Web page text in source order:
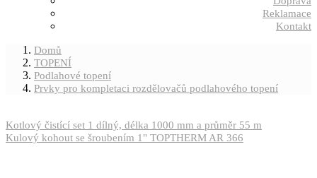
Reklamace
Kontakt
Domů
TOPENÍ
Podlahové topení
Prvky pro kompletaci rozdělovačů podlahového topení
Kotlový čistící set 1 dílný, délka 1000 mm a průměr 55 m
Kulový kohout se šroubením 1" TOPTHERM AR 366